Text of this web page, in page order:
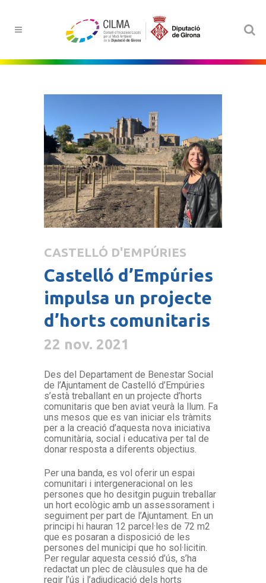
CASTELLÓ D'EMPÚRIES
Castelló d’Empúries
impulsa un projecte
d’horts comunitaris
22 nov. 2021
Des del Departament de Benestar Social
de l’Ajuntament de Castelló d’Empúries
s’està treballant en un projecte d’horts
comunitaris que ben aviat veurà la llum. Fa
uns mesos que es van iniciar els tràmits
per a la creació d’aquesta nova iniciativa
comunitària, social i educativa per tal de
donar resposta a diferents objectius.
Per una banda, es vol oferir un espai
comunitari i intergeneracional on les
persones que ho desitgin puguin treballar
un hort ecològic amb un assessorament i
seguiment per part de l’Ajuntament. En un
principi hi hauran 12 parcel·les de 72 m2
que es posaran a disposició de les
persones del municipi que ho sol·licitin.
Per regular aquesta cessió d’ús, s’ha
redactat un plec de clàusules que ha de
regir l’ús i l’adjudicació dels horts